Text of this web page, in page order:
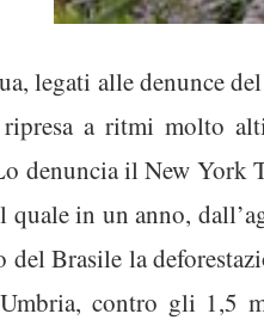
legati alle denunce
ripresa a ritmi molto
denuncia il New York
quale in un anno,
del Brasile la
contro gli